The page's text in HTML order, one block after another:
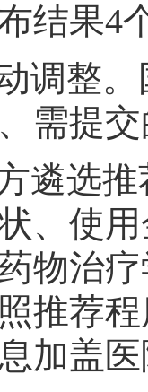
结果4
动调整
需提
方遴选
、使
物治
推荐
加盖